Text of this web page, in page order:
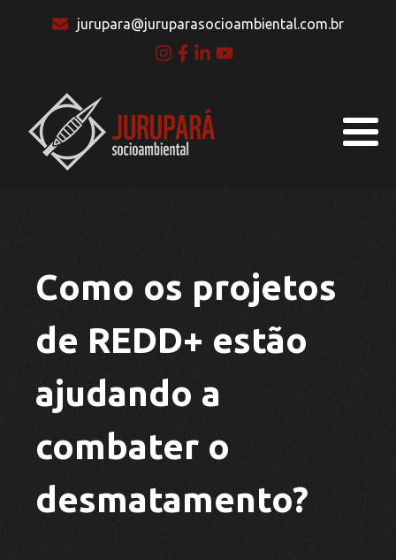
jurupara@juruparasocioambiental.com.br
Como os projetos
de REDD+ estão
ajudando a
combater o
desmatamento?